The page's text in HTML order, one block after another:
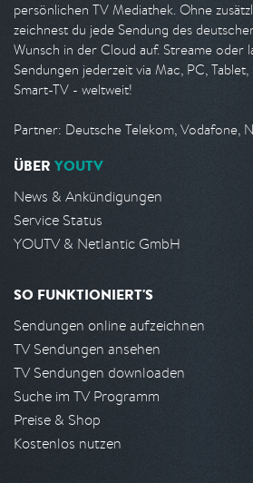
persönlichen TV Mediathek. Ohne
zeichnest du jede Sendung des
Wunsch in der Cloud auf. Streame oder
Sendungen jederzeit via Mac, PC,
Smart-TV - weltweit!
Partner: Deutsche Telekom, Vodafone,
ÜBER YOUTV
News & Ankündigungen
Service Status
YOUTV & Netlantic GmbH
SO FUNKTIONIERT'S
Sendungen online aufzeichnen
TV Sendungen ansehen
TV Sendungen downloaden
Suche im TV Programm
Preise & Shop
Kostenlos nutzen